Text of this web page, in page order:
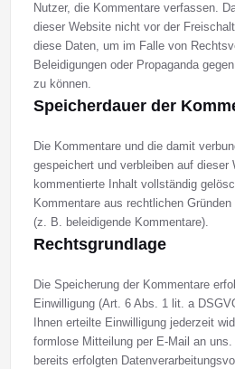
Nutzer, die Kommentare verfassen.
dieser Website nicht vor der
diese Daten, um im Falle von
Beleidigungen oder Propaganda
zu können.
Speicherdauer der
Die Kommentare und die damit
gespeichert und verbleiben auf dieser
kommentierte Inhalt vollständig
Kommentare aus rechtlichen
(z. B. beleidigende Kommentare).
Rechtsgrundlage
Die Speicherung der Kommentare
Einwilligung (Art. 6 Abs. 1 lit. a
Ihnen erteilte Einwilligung jederzeit
formlose Mitteilung per E-Mail an
bereits erfolgten